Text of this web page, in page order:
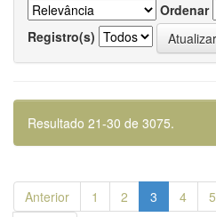
Ordenar
Registro(s)
Resultado 21-30 de 3075.
Anterior 1 2 3 4 5